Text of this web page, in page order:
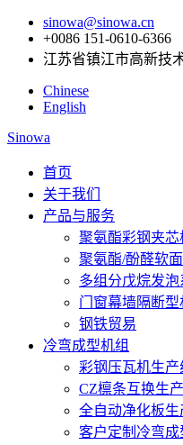
sinowa@sinowa.cn
+0086 151-0610-6366
江苏省镇江市高新技
Chinese
English
Sinowa
首页
关于我们
产品与服务
聚氨酯彩钢夹芯
聚氨酯/酚醛软
多组分戊烷发泡
门窗幕墙隔断型
钢铁贸易
冷弯成型机组
彩钢压瓦机生产
CZ檩条互换生
全自动净化板生
客户定制冷弯成